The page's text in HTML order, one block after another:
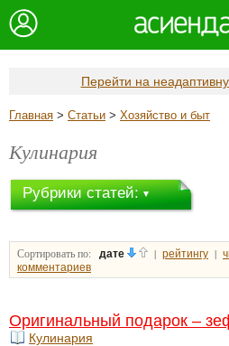
Перейти на
Главная > Статьи > Хозяйство и быт
Кулинария
Рубрики статей:
Сортировать по: дате | рейтингу |
комментариев
Оригинальный подарок –
Кулинария